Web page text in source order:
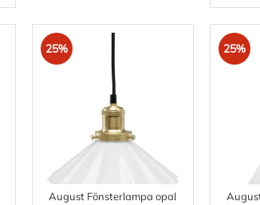
25%
August Fönsterlampa opal
25%